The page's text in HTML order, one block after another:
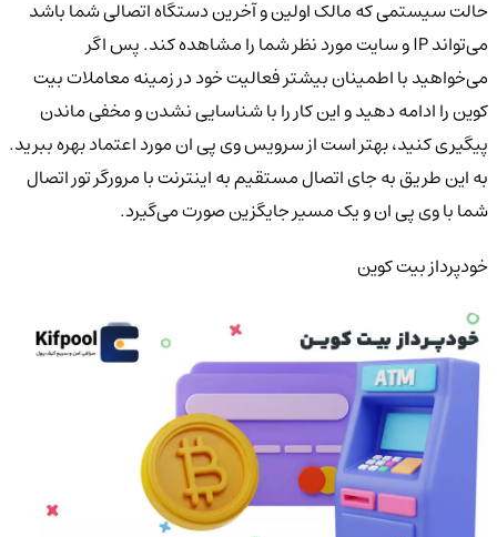
حالت سیستمی که مالک اولین و آخرین دستگاه اتصالی شما باشد
می‌تواند IP و سایت مورد نظر شما را مشاهده کند. پس اگر
می‌خواهید با اطمینان بیشتر فعالیت خود در زمینه معاملات بیت
کوین را ادامه دهید و این کار را با شناسایی نشدن و مخفی ماندن
پیگیری کنید، بهتر است از سرویس وی پی ان مورد اعتماد بهره ببرید.
به این طریق به جای اتصال مستقیم به اینترنت با مرورگر تور اتصال
شما با وی پی ان و یک مسیر جایگزین صورت می‌گیرد.
خودپرداز بیت کوین